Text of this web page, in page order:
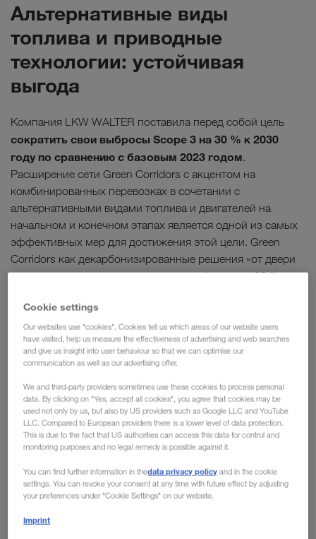
Отрасли
Альтернативные виды
топлива и приводные
технологии: устойчивая
выгода
Компания LKW WALTER поставила перед собой цель
сократить свои выбросы Scope 3 на 30 % к 2030
году по сравнению с базовым 2023 годом.
Расширение сети Green Corridors с акцентом на
комбинированных перевозках в сочетании с
альтернативными видами топлива и двигателей на
начальном и конечном этапах является одной из самых
эффективных мер для достижения этой цели. Green
Corridors как декарбонизированные решения «от двери
до двери» могут сократить углеродный след на 90 %.
Мы также будем расширять использование
альтернативных видов топлива, таких как HVO100, в
обычном автомобильном транспорте. По сравнению с
обычным ископаемым дизельным топливом B7, HVO100
Система Book & Claimкомпании LKW WALTER,
проверенная сторонним поставщиком, гарантирует, что
мы сможем прозрачно и наглядноподтвердить
использование топлива и двигателей с низким
уровнем выбросов по всей логистической цепочке. Это
приносит пользу нашим клиентам, которые могут
учитывать эту экономию CO₂ при расчете собственного
баланса выбросов.
Cookie settings
Our websites use "cookies". Cookies tell us which areas of our website users
have visited, help us measure the effectiveness of advertising and web searches
and give us insight into user behaviour so that we can optimise our
communication as well as our advertising offer.
We and third-party providers sometimes use these cookies to process personal
data. By clicking on "Yes, accept all cookies", you agree that cookies may be
used not only by us, but also by US providers such as Google LLC and YouTube
LLC. Compared to European providers there is a lower level of data protection.
This is due to the fact that US authorities can access this data for control and
monitoring purposes and no legal remedy is possible against it.
You can find further information in thedata privacy policy and in the cookie
settings. You can revoke your consent at any time with future effect by adjusting
your preferences under "Cookie Settings" on our website.
Imprint